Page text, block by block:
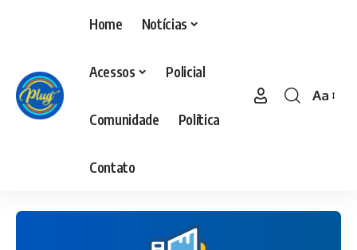
Home Notícias
Acessos Policial
Comunidade Política
Contato
Aa